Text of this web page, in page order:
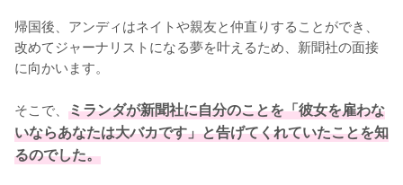
帰国後、アンディはネイトや親友と仲直りすることができ、
改めてジャーナリストになる夢を叶えるため、新聞社の面接
に向かいます。
そこで、 ミランダが新聞社に自分のことを「彼女を雇わな
いならあなたは大バカです」と告げてくれていたことを知
るのでした。